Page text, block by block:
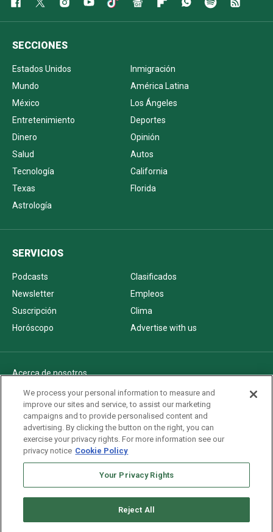
SECCIONES
Estados Unidos
Inmigración
Mundo
América Latina
México
Los Ángeles
Entretenimiento
Deportes
Dinero
Opinión
Salud
Autos
Tecnología
California
Texas
Florida
Astrología
SERVICIOS
Podcasts
Clasificados
Newsletter
Empleos
Suscripción
Clima
Horóscopo
Advertise with us
Acerca de nosotros
Politica de privacidad
Pautas Editoriales
AdChoices
Advertise with us
Newsletters
We process your personal information to measure and
improve our sites and service, to assist our marketing
campaigns and to provide personalised content and
advertising. By clicking the button on the right, you can
exercise your privacy rights. For more information see our
privacy notice Cookie Policy
Your Privacy Rights
Reject All